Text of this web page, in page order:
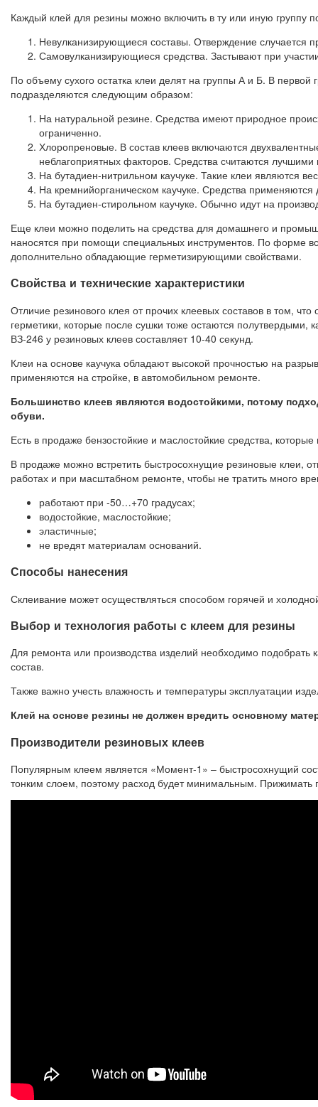
Каждый клей для резины можно включить в ту или иную группу
Невулканизирующиеся составы. Отверждение случается
Самовулканизирующиеся средства. Застывают при
По объему сухого остатка клеи делят на группы А и Б. В
подразделяются следующим образом:
На натуральной резине. Средства имеют природное
ограниченно.
Хлоропреновые. В состав клеев включаются
неблагоприятных факторов. Средства считаются
На бутадиен-нитрильном каучуке. Такие клеи являются
На кремнийорганическом каучуке. Средства
На бутадиен-стирольном каучуке. Обычно идут на
Еще клеи можно поделить на средства для домашнего и
наносятся при помощи специальных инструментов. По форме
дополнительно обладающие герметизирующими свойствами.
Свойства и технические характеристики
Отличие резинового клея от прочих клеевых составов в том,
герметики, которые после сушки тоже остаются полутвердыми,
ВЗ-246 у резиновых клеев составляет 10-40 секунд.
Клеи на основе каучука обладают высокой прочностью на
применяются на стройке, в автомобильном ремонте.
Большинство клеев являются водостойкими, потому
обуви.
Есть в продаже бензостойкие и маслостойкие средства,
В продаже можно встретить быстросохнущие резиновые клеи,
работах и при масштабном ремонте, чтобы не тратить много
работают при -50…+70 градусах;
водостойкие, маслостойкие;
эластичные;
не вредят материалам оснований.
Способы нанесения
Склеивание может осуществляться способом горячей и
Выбор и технология работы с клеем для резины
Для ремонта или производства изделий необходимо подобрать
состав.
Также важно учесть влажность и температуры эксплуатации
Клей на основе резины не должен вредить основному
Производители резиновых клеев
Популярным клеем является «Момент-1» – быстросохнущий
тонким слоем, поэтому расход будет минимальным. Прижимать